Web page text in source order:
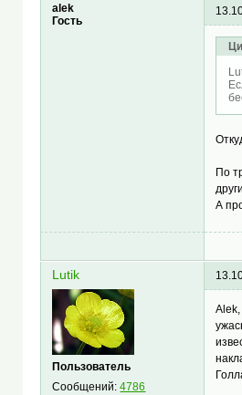
alek
Гость
По
А
Lutik
Пользователь
Сообщений:4786